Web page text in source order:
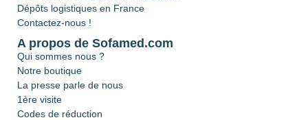
Dépôts logistiques en France
Contactez-nous !
A propos de Sofamed.com
Qui sommes nous ?
Notre boutique
La presse parle de nous
1ère visite
Codes de réduction